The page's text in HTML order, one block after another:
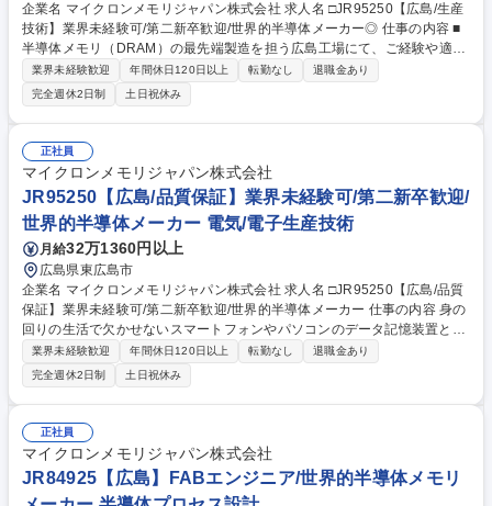
企業名 マイクロンメモリジャパン株式会社 求人名 □JR95250【広島/生産
技術】業界未経験可/第二新卒歓迎/世界的半導体メーカー◎ 仕事の内容 ■
半導体メモリ（DRAM）の最先端製造を担う広島工場にて、ご経験や適性
に応じて「装置エンジニア」または「製品技術エンジニア」のいずれかの
業務をお任せします。半導体の専門知識は入社後習得可能です。 (1) 装置
エンジニア：製造装置の構造を理解し、改良やメンテナンス、トラブル対
応を通じて稼働率向上や生産性最大化を推進。 (2) 製品技術エンジニア：
製造工程のデータをもとにスペック外や不良発生の原因を分析、良品率
（歩留まり）向上のためのプロセス改善を実施。 ※入社後は丁寧なトレー
ニングがあり、異業界の先輩も多数活躍中です。社内公募制度で海外挑戦
やキャリアチェンジも可能です。 募集職種 □JR95250【広島/生産技術】
業界未経験可/第二新卒歓迎/世界的半導体メーカー◎
業界未経験歓迎 年間休日120日以上 転勤なし
退職金あり
完全週休2日制
土日祝休み
正社員
マイクロンメモリジャパン株式会社
JR95250【広島/品質保証】業界未経験可/第二新卒歓迎/
世界的半導体メーカー 電気/電子生産技術
月給32万1360円以上
広島県東広島市
企業名 マイクロンメモリジャパン株式会社 求人名 □JR95250【広島/品質
保証】業界未経験可/第二新卒歓迎/世界的半導体メーカー 仕事の内容 身の
回りの生活で欠かせないスマートフォンやパソコンのデータ記憶装置とし
て使用される半導体メモリ（DRAM）の世界売上シェア3位の当社にて、
ご経験に合わせて以下の業務をお任せ致します。 【詳細】■半導体製造に
おける品質保証に関わる業務。 ■原材料管理、クリーンルーム環境、生産
プロセス、検査システム、出荷テストなど高い品質性が求められる半導体
製造の品質保証業務を担います。 【魅力】半導体メモリは、今後のIT社会
の発展には欠かせず、自身の仕事を通じて世の中の発展に貢献することが
できるやりがいがございます。 募集職種 □JR95250【広島/品質保証】業
界未経験可/第二新卒歓迎/世界的半導体メーカー
業界未経験歓迎 年間休日120日以上 転勤なし
退職金あり
完全週休2日制
土日祝休み
正社員
マイクロンメモリジャパン株式会社
JR84925【広島】FABエンジニア/世界的半導体メモリ